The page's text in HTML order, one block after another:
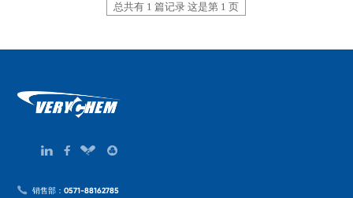
总共有 1 篇记录 这是第 1 页
销售部：0571-88162785